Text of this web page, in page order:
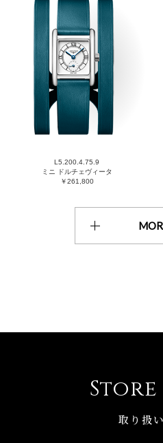
L5.200.4.75.9
ミニ ドルチェヴィータ
￥261,800
取り扱